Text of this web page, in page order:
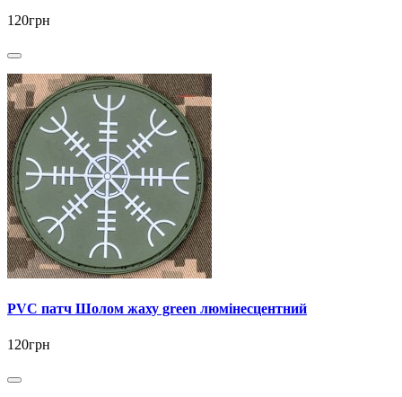
120грн
PVC патч Шолом жаху green люмінесцентний
120грн